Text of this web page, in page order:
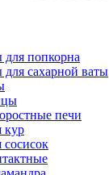
попкорна
сахарной ваты
печи
кур
сосисок